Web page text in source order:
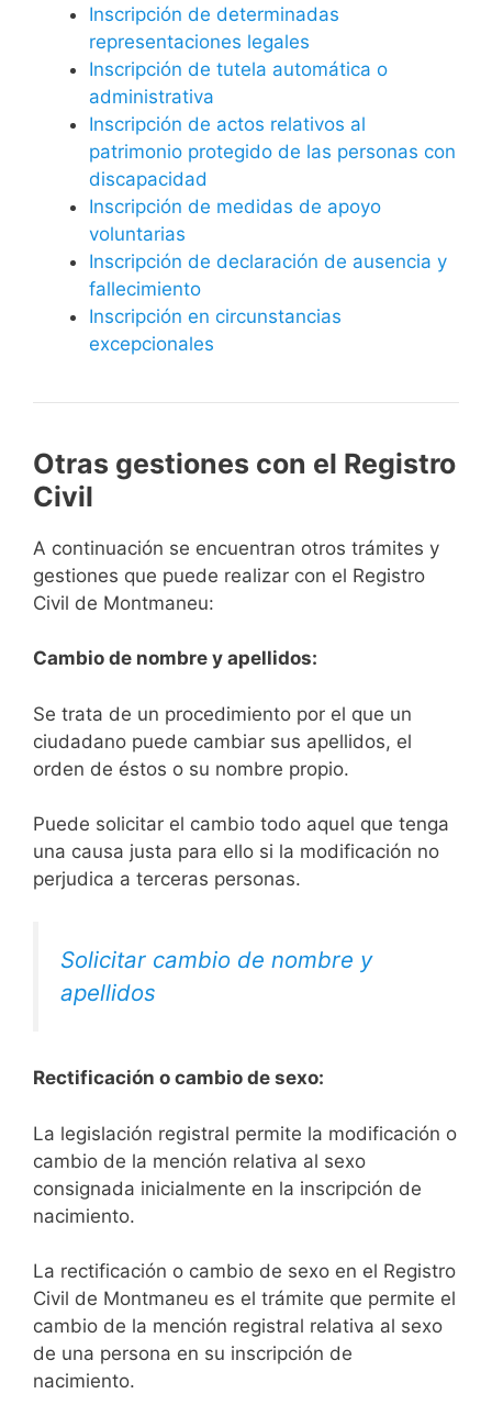
Inscripción de determinadas
representaciones legales
Inscripción de tutela automática o
administrativa
Inscripción de actos relativos al
patrimonio protegido de las personas con
discapacidad
Inscripción de medidas de apoyo
voluntarias
Inscripción de declaración de ausencia y
fallecimiento
Inscripción en circunstancias
excepcionales
Otras gestiones con el Registro
Civil
A continuación se encuentran otros trámites y
gestiones que puede realizar con el Registro
Civil de Montmaneu:
Cambio de nombre y apellidos:
Se trata de un procedimiento por el que un
ciudadano puede cambiar sus apellidos, el
orden de éstos o su nombre propio.
Puede solicitar el cambio todo aquel que tenga
una causa justa para ello si la modificación no
perjudica a terceras personas.
Solicitar cambio de nombre y
apellidos
Rectificación o cambio de sexo:
La legislación registral permite la modificación o
cambio de la mención relativa al sexo
consignada inicialmente en la inscripción de
nacimiento.
La rectificación o cambio de sexo en el Registro
Civil de Montmaneu es el trámite que permite el
cambio de la mención registral relativa al sexo
de una persona en su inscripción de
nacimiento.